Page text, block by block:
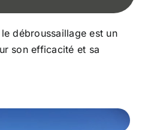
débroussaillage est un
son efficacité et sa